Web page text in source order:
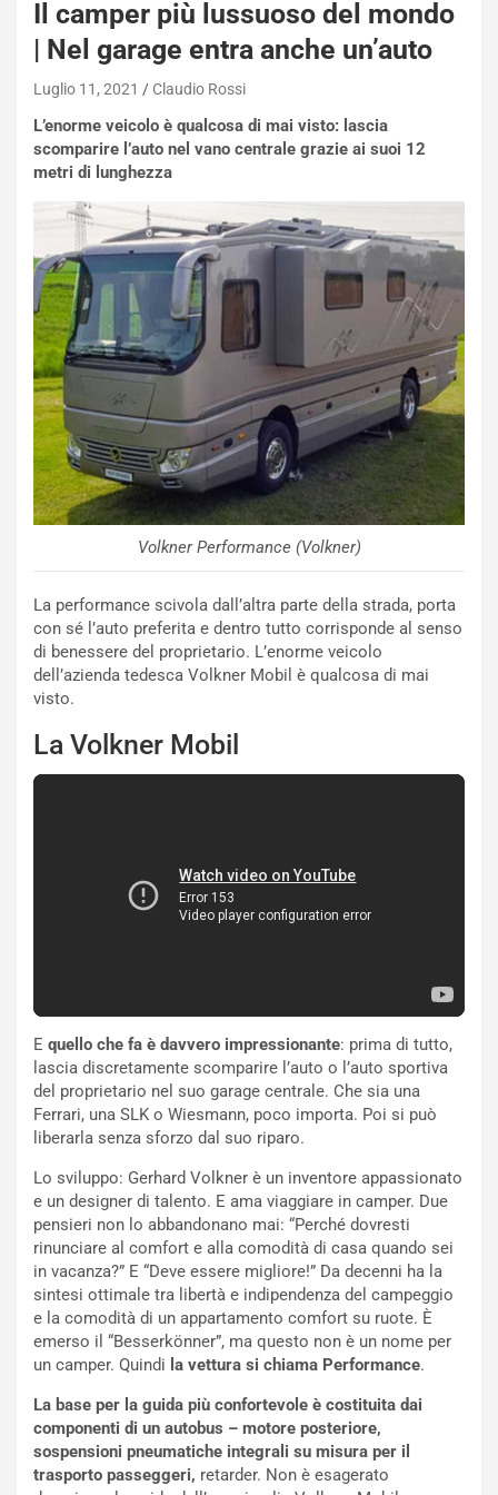
Il camper più lussuoso del mondo
| Nel garage entra anche un’auto
Luglio 11, 2021 Claudio Rossi
L’enorme veicolo è qualcosa di mai visto: lascia
scomparire l’auto nel vano centrale grazie ai suoi 12
metri di lunghezza
Volkner Performance (Volkner)
La performance scivola dall’altra parte della strada, porta
con sé l’auto preferita e dentro tutto corrisponde al senso
di benessere del proprietario. L’enorme veicolo
dell’azienda tedesca Volkner Mobil è qualcosa di mai
visto.
La Volkner Mobil
E quello che fa è davvero impressionante: prima di tutto,
lascia discretamente scomparire l’auto o l’auto sportiva
del proprietario nel suo garage centrale. Che sia una
Ferrari, una SLK o Wiesmann, poco importa. Poi si può
liberarla senza sforzo dal suo riparo.
Lo sviluppo: Gerhard Volkner è un inventore appassionato
e un designer di talento. E ama viaggiare in camper. Due
pensieri non lo abbandonano mai: “Perché dovresti
rinunciare al comfort e alla comodità di casa quando sei
in vacanza?” E “Deve essere migliore!” Da decenni ha la
sintesi ottimale tra libertà e indipendenza del campeggio
e la comodità di un appartamento comfort su ruote. È
emerso il “Besserkönner”, ma questo non è un nome per
un camper. Quindi la vettura si chiama Performance.
La base per la guida più confortevole è costituita dai
componenti di un autobus – motore posteriore,
sospensioni pneumatiche integrali su misura per il
trasporto passeggeri, retarder. Non è esagerato
NOTIZIE
C
P
a
y